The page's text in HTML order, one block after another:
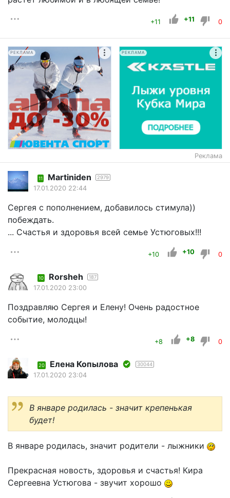
+11 +11 0
РЕКЛАМА РЕКЛАМА
Реклама
11 Martiniden 2979
17.01.2020 22:44
Сергея с пополнением, добавилось стимула))
побеждать.
... Счастья и здоровья всей семье Устюговых!!!
+10 +10 0
10 Rorsheh 187
17.01.2020 23:00
Поздравляю Сергея и Елену! Очень радостное
событие, молодцы!
+8 +8 0
20 Елена Копылова 30044
17.01.2020 23:04
В январе родилась - значит крепенькая
будет!
В январе родилась, значит родители - лыжники
Прекрасная новость, здоровья и счастья! Кира
Сергеевна Устюгова - звучит хорошо